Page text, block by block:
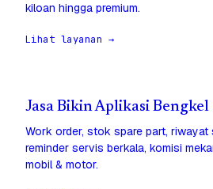
kiloan hingga premium.
Lihat layanan →
Jasa Bikin Aplikasi
Work order, stok spare part, riwayat
reminder servis berkala, komisi
mobil & motor.